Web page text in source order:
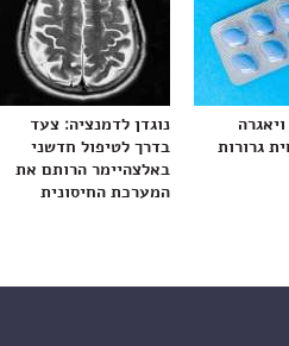
גרורות
נוגדן לדמנציה: צעד
בדרך לטיפול חדשני
באלצהיימר הרותם את
המערכת החיסונית